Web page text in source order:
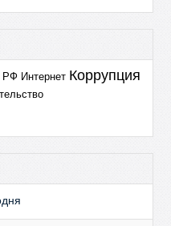
РФ Интернет Коррупция